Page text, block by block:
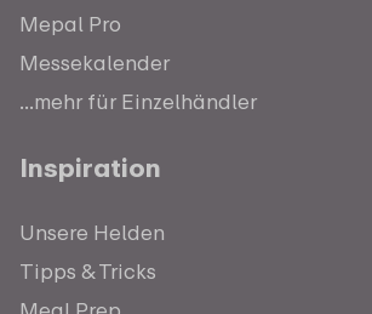
Mepal Pro
Messekalender
...mehr für Einzelhändler
Inspiration
Unsere Helden
Tipps & Tricks